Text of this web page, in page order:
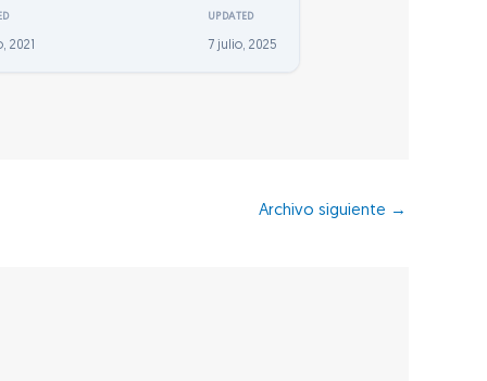
2021
UPDATED
7 julio, 2025
Archivo siguiente →